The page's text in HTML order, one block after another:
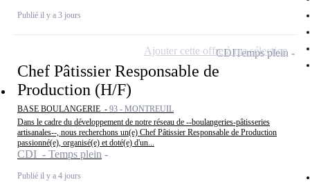
Publié il y a 3 jours
Chef Pâtissier Responsable de
Production (H/F)
BASE BOULANGERIE - 93 - MONTREUIL
Dans le cadre du développement de notre réseau de --boulangeries-pâtisseries
artisanales--, nous recherchons un(e) Chef Pâtissier Responsable de Production
passionné(e), organisé(e) et doté(e) d'un...
CDI - Temps plein
Publié il y a 4 jours
CDITemps plein
Ajouter cette offre à ma sélection